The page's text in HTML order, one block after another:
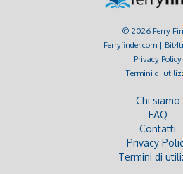
© 2026 Ferry
Ferryfinder.com |
Privacy Policy
Termini di
Chi siamo
FAQ
Contatti
Privacy
Termini di